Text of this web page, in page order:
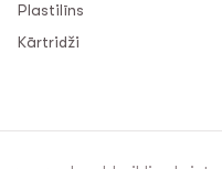
Plastilīns
Kārtridži